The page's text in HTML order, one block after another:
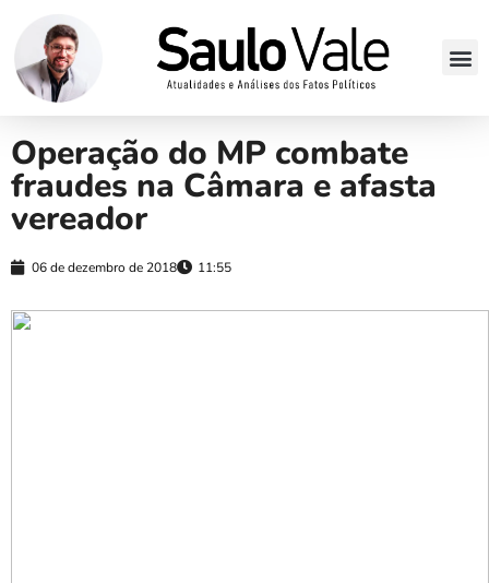
Operação do MP combate
fraudes na Câmara e afasta
vereador
06 de dezembro de 2018 11:55